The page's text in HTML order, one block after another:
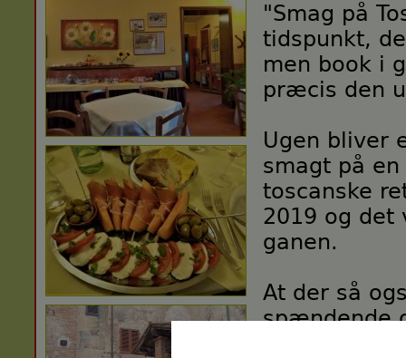
"Smag på
tidspunkt,
men book i
præcis den
Ugen bliver
smagt på
toscanske
2019 og
ganen.
At der så
spændende